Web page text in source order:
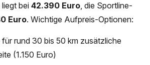
bei 42.390 Euro, die Sportline-
Euro. Wichtige Aufpreis-Optionen:
für rund 30 bis 50 km zusätzliche
(1.150 Euro)